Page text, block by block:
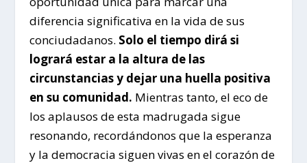
diferencia significativa en la vida de sus
conciudadanos. Solo el tiempo dirá si
logrará estar a la altura de las
circunstancias y dejar una huella positiva
en su comunidad. Mientras tanto, el eco de
los aplausos de esta madrugada sigue
resonando, recordándonos que la esperanza
y la democracia siguen vivas en el corazón de